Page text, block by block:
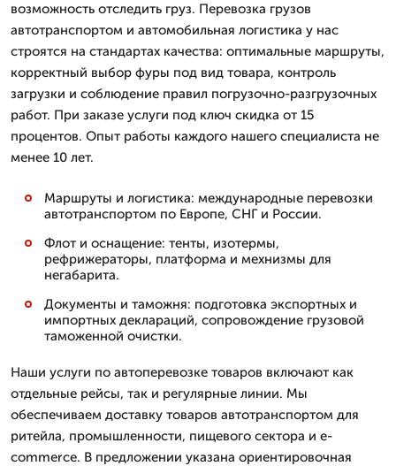
возможность отследить груз. Перевозка грузов
автотранспортом и автомобильная логистика у нас
строятся на стандартах качества: оптимальные маршруты,
корректный выбор фуры под вид товара, контроль
загрузки и соблюдение правил погрузочно-разгрузочных
работ. При заказе услуги под ключ скидка от 15
процентов. Опыт работы каждого нашего специалиста не
менее 10 лет.
Маршруты и логистика: международные перевозки
автотранспортом по Европе, СНГ и России.
Флот и оснащение: тенты, изотермы,
рефрижераторы, платформа и мехнизмы для
негабарита.
Документы и таможня: подготовка экспортных и
импортных деклараций, сопровождение грузовой
таможенной очистки.
Наши услуги по автоперевозке товаров включают как
отдельные рейсы, так и регулярные линии. Мы
обеспечиваем доставку товаров автотранспортом для
ритейла, промышленности, пищевого сектора и e-
commerce. В предложении указана ориентировочная